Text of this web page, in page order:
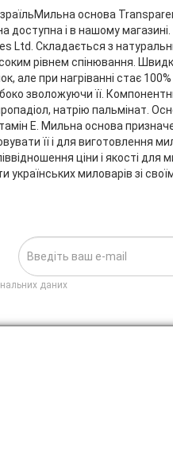
основа
і в нашому
Ltd. Складається з
рівнем спінювання.
але при нагріванні стає
зволожуючи її.
натрію пальмінат.
Е. Мильна основа
її і для виготовлення
ціни і якості для
миловарів зі
даних